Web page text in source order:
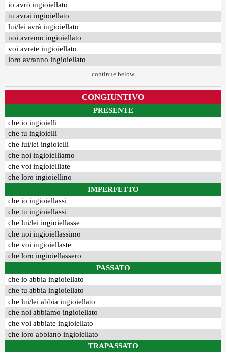
io avrò ingioiellato
tu avrai ingioiellato
lui/lei avrà ingioiellato
noi avremo ingioiellato
voi avrete ingioiellato
loro avranno ingioiellato
continue below
CONGIUNTIVO
PRESENTE
che io ingioielli
che tu ingioielli
che lui/lei ingioielli
che noi ingioielliamo
che voi ingioielliate
che loro ingioiellino
IMPERFETTO
che io ingioiellassi
che tu ingioiellassi
che lui/lei ingioiellasse
che noi ingioiellassimo
che voi ingioiellaste
che loro ingioiellassero
PASSATO
che io abbia ingioiellato
che tu abbia ingioiellato
che lui/lei abbia ingioiellato
che noi abbiamo ingioiellato
che voi abbiate ingioiellato
che loro abbiano ingioiellato
TRAPASSATO